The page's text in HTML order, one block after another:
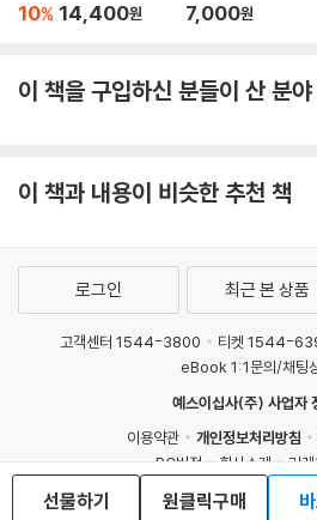
10% 14,400원 7,000원
이 책을 구입하신 분들이 산 분야
이 책과 내용이 비슷한 추천 책
선물하기 원클릭구매
로그인 최근 본 상품
고객센터 1544-3800 티켓 1544-
eBook 1:1문의/채팅
예스이십사(주) 사업자
이용약관
개인정보처리방침
PC버전
회사소개
거
도서홍보
광고